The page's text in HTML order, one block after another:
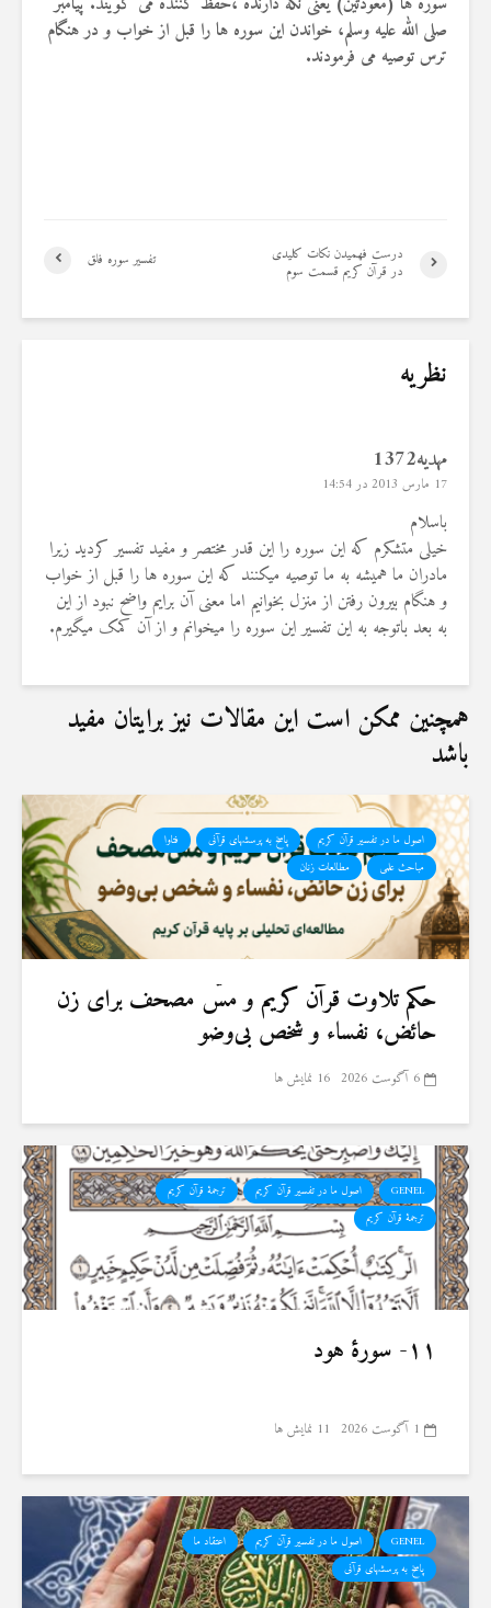
صلی الله علیه وسلم، خواندن این سوره ها را قبل از خواب و در هنگام
ترس توصیه می فرمودند.
تفسیر سوره فلق درست فهمیدن نکات کلیدی
در قرآن کریم قسمت سوم
نظریه
مهدیه1372
17 مارس 2013 در 14:54
باسلام
خیلی متشکرم که این سوره را این قدر مختصر و مفید تفسیر کردید زیرا
مادران ما همیشه به ما توصیه میکنند که این سوره ها را قبل از خواب
و هنگام بیرون رفتن از منزل بخوانیم اما معنی آن برایم واضح نبود از این
به بعد باتوجه به این تفسیر این سوره را میخوانم و از آن کمک میگیرم.
همچنین ممکن است این مقالات نیز برایتان مفید
باشد
اصول ما در تفسیر قرآن کریم پاسخ به پرسشهای قرآنی
فتاوا
مباحث علمی
مطالعات زنان
حكم تلاوت قرآن كريم و مسّ مصحف برای زن
حائض، نفساء و شخص بی‌وضو
6 آگوست 2026 16 نمایش ها
GENEL اصول ما در تفسیر قرآن کریم
ترجمهٔ قرآن کریم
ترجمۀ قرآن کریم
۱۱- سورهٔ هود
1 آگوست 2026 11 نمایش ها
GENEL اصول ما در تفسیر قرآن کریم
اعتقاد ما
پاسخ به پرسشهای قرآنی